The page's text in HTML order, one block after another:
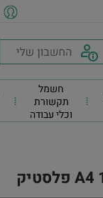
חשמל
תקשורת
וכלי עבודה